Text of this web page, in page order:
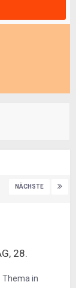
NÄCHSTE
28.
Thema in